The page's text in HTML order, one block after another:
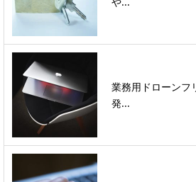
業務用ドローンフ
発...